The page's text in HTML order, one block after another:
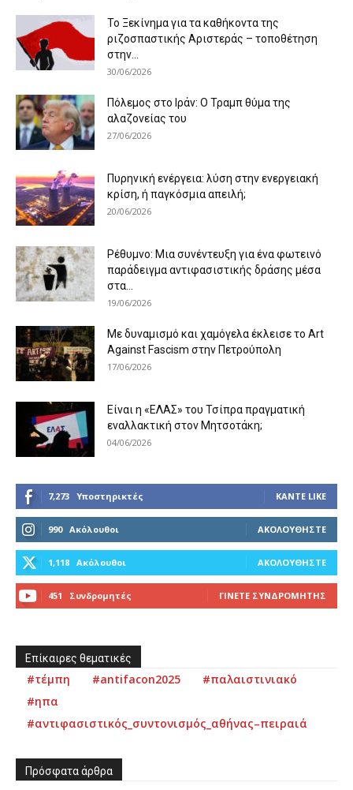
Το Ξεκίνημα για τα καθήκοντα της
ριζοσπαστικής Αριστεράς – τοποθέτηση
στην...
30/06/2026
Πόλεμος στο Ιράν: Ο Τραμπ θύμα της
αλαζονείας του
27/06/2026
Πυρηνική ενέργεια: λύση στην ενεργειακή
κρίση, ή παγκόσμια απειλή;
20/06/2026
Ρέθυμνο: Μια συνέντευξη για ένα φωτεινό
παράδειγμα αντιφασιστικής δράσης μέσα
στα...
19/06/2026
Με δυναμισμό και χαμόγελα έκλεισε το Art
Against Fascism στην Πετρούπολη
17/06/2026
Είναι η «ΕΛΑΣ» του Τσίπρα πραγματική
εναλλακτική στον Μητσοτάκη;
04/06/2026
7,273 Υποστηρικτές ΚΆΝΤΕ LIKE
990 Ακόλουθοι ΑΚΟΛΟΥΘΉΣΤΕ
1,118 Ακόλουθοι ΑΚΟΛΟΥΘΉΣΤΕ
451 Συνδρομητές ΓΊΝΕΤΕ ΣΥΝΔΡΟΜΗΤΉΣ
Επίκαιρες θεματικές
#τέμπη #antifacon2025
#παλαιστινιακό
#ηπα
#αντιφασιστικός_συντονισμός_αθήνας–πειραιά
Πρόσφατα άρθρα